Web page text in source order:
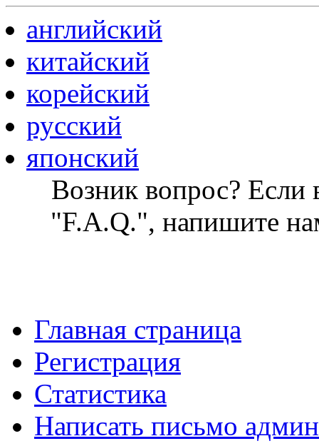
английский
китайский
корейский
русский
японский
Возник вопрос? Если
"F.A.Q.", напишите
Главная страница
Регистрация
Статистика
Написать письмо